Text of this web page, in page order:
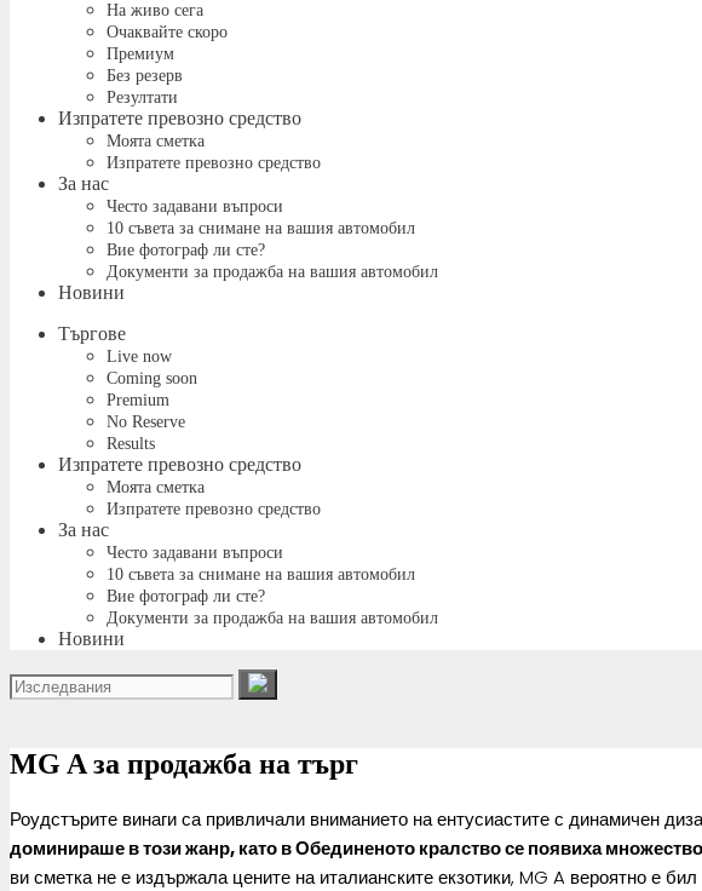
На живо сега
Очаквайте скоро
Премиум
Без резерв
Резултати
Изпратете превозно средство
Моята сметка
Изпратете превозно средство
За нас
Често задавани въпроси
10 съвета за снимане на вашия автомобил
Вие фотограф ли сте?
Документи за продажба на вашия автомобил
Новини
Търгове
Live now
Coming soon
Premium
No Reserve
Results
Изпратете превозно средство
Моята сметка
Изпратете превозно средство
За нас
Често задавани въпроси
10 съвета за снимане на вашия автомобил
Вие фотограф ли сте?
Документи за продажба на вашия автомобил
Новини
MG A за продажба на търг
Роудстърите винаги са привличали вниманието на ентусиастите с динамичен
доминираше в този жанр, като в Обединеното кралство се появиха
ви сметка не е издържала цените на италианските екзотики, MG A вероятно е